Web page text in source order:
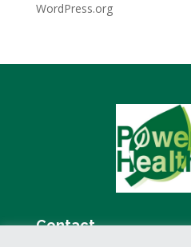
WordPress.org
Contact